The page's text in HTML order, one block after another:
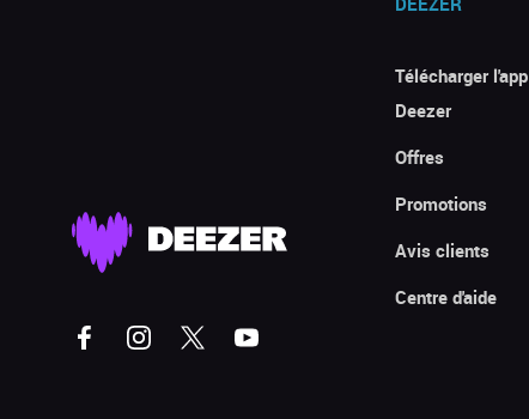
Télécharger l'app
Deezer
Offres
Promotions
Avis clients
Centre d'aide